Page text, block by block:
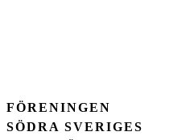
FÖRENINGEN
SÖDRA SVERIGES